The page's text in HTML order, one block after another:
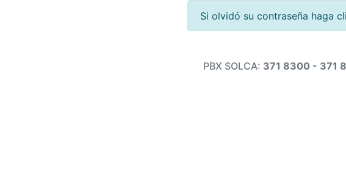
Si olvidó su contraseña haga
PBX SOLCA: 371 8300 - 371